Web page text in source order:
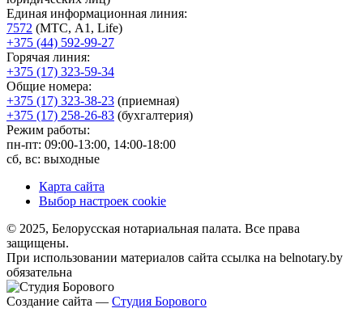
Единая информационная линия:
7572 (МТС, A1, Life)
+375 (44) 592-99-27
Горячая линия:
+375 (17) 323-59-34
Общие номера:
+375 (17) 323-38-23 (приемная)
+375 (17) 258-26-83 (бухгалтерия)
Режим работы:
пн-пт: 09:00-13:00, 14:00-18:00
сб, вс: выходные
Карта сайта
Выбор настроек cookie
© 2025, Белорусская нотариальная палата. Все права
защищены.
При использовании материалов сайта ссылка на belnotary.by
обязательна
Создание сайта — Студия Борового